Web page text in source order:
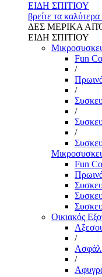
ΕΙΔΗ ΣΠΙΤΙΟΥ
βρείτε τα
ΔΕΣ ΜΕΡΙΚΑ
ΕΙΔΗ ΣΠΙΤΙΟΥ
Fun
/
/
/
/
Fun
Οικιακός
/
/